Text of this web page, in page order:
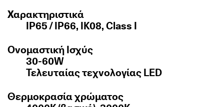
Χαρακτηριστικά
IP65 / IP66, IK08, Class I
Ονομαστική Ισχύς
30-60W
Τελευταίας τεχνολογίας LED
Θερμοκρασία χρώματος